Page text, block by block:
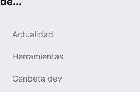
Actualidad
Herramientas
Genbeta dev